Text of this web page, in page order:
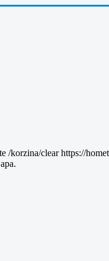
/korzina/clear https://